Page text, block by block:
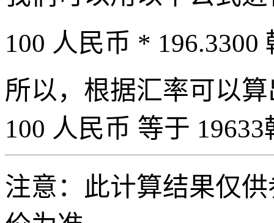
100 人民币 * 196.3300
所以，根据汇率可以
100 人民币 等于
注意：此计算结果仅